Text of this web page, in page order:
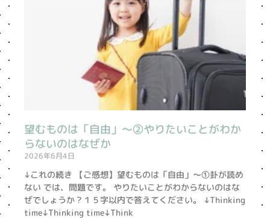
望むものは「自由」〜②やりたいことがわか
らないのはなぜか
2026年6月4日
↓これの続き 【ご感想】望むものは「自由」〜①卦が読め
ない では、問題です。 やりたいことがわからないのはな
ぜでしょうか？１５字以内で答えてください。 ↓Thinking
time↓Thinking time↓Think